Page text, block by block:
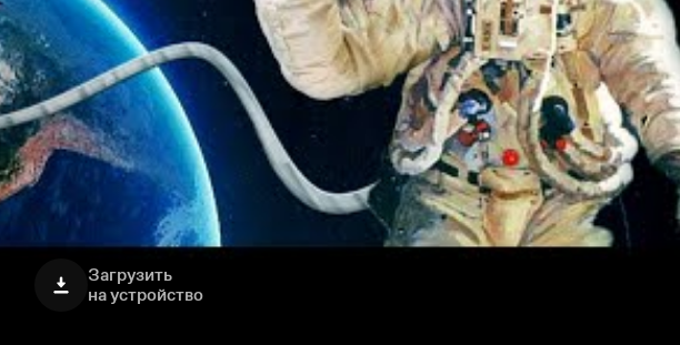
Загрузить
на устройство